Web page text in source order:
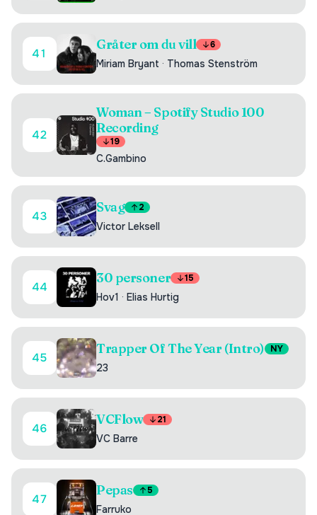
41
Gråter om du vill 6
Miriam Bryant · Thomas Stenström
42
Woman – Spotify Studio 100
Recording
19
C.Gambino
43
Svag 2
Victor Leksell
44
30 personer 15
Hov1 · Elias Hurtig
45
Trapper Of The Year (Intro) NY
23
46
VCFlow 21
VC Barre
47
Pepas 5
Farruko